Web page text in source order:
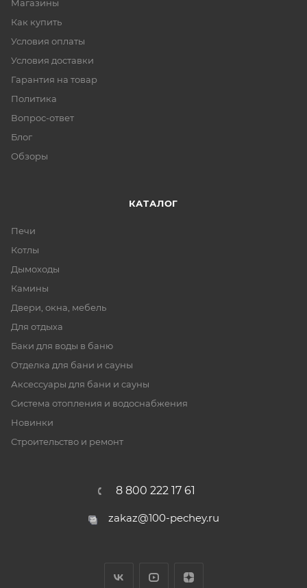
Магазины
Как купить
Условия оплаты
Условия доставки
Гарантия на товар
Политика
Вопрос-ответ
Блог
Обзоры
КАТАЛОГ
Печи
Котлы
Дымоходы
Камины
Двери, окна, мебель
Для отдыха
Баки для воды в баню
Отделка для бани и сауны
Аксессуары для бани и сауны
Система отопления и водоснабжения
Новинки
Строительство и ремонт
8 800 222 17 61
zakaz@100-pechey.ru